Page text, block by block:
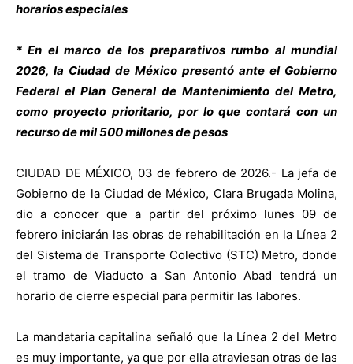
horarios especiales
* En el marco de los preparativos rumbo al mundial
2026, la Ciudad de México presentó ante el Gobierno
Federal el Plan General de Mantenimiento del Metro,
como proyecto prioritario, por lo que contará con un
recurso de mil 500 millones de pesos
CIUDAD DE MÉXICO, 03 de febrero de 2026.- La jefa de
Gobierno de la Ciudad de México, Clara Brugada Molina,
dio a conocer que a partir del próximo lunes 09 de
febrero iniciarán las obras de rehabilitación en la Línea 2
del Sistema de Transporte Colectivo (STC) Metro, donde
el tramo de Viaducto a San Antonio Abad tendrá un
horario de cierre especial para permitir las labores.
La mandataria capitalina señaló que la Línea 2 del Metro
es muy importante, ya que por ella atraviesan otras de las